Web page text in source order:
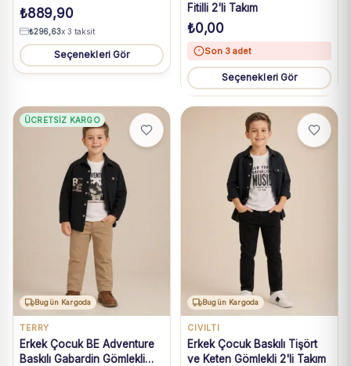
Pantolonlu Takım 2-7 Yaş
₺889,90
₺296,63x 3 taksit
Seçenekleri Gör
Fitilli 2'li Takım
₺0,00
Son 3 adet
Seçenekleri Gör
ÜCRETSIZ KARGO
Bugün Kargoda
TERRY
Erkek Çocuk BE Adventure
Baskılı Gabardin Gömlekli
Bugün Kargoda
CIVILTI
Erkek Çocuk Baskılı Tişört
ve Keten Gömlekli 2'li Takım